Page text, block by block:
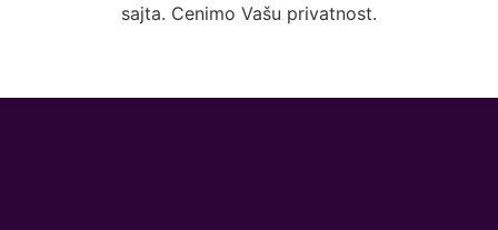
sajta. Cenimo Vašu privatnost.